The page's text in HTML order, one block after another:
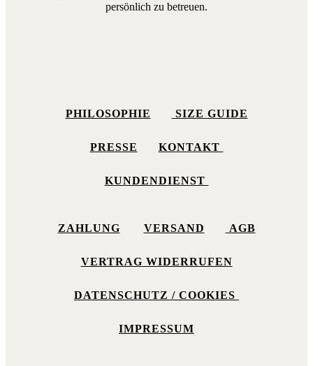
persönlich zu betreuen.
PHILOSOPHIE SIZE GUIDE
PRESSE KONTAKT
KUNDENDIENST
ZAHLUNG VERSAND AGB
VERTRAG WIDERRUFEN
DATENSCHUTZ / COOKIES
IMPRESSUM